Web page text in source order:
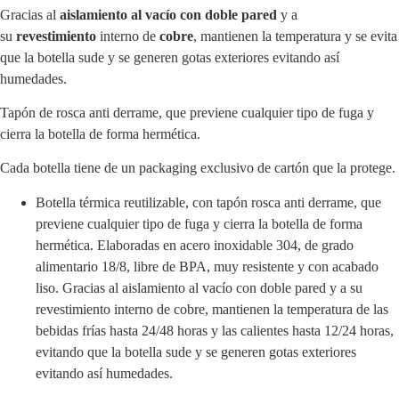
Gracias al aislamiento al vacío con doble pared y a
su revestimiento interno de cobre, mantienen la temperatura y se evita
que la botella sude y se generen gotas exteriores evitando así
humedades.
Tapón de rosca anti derrame, que previene cualquier tipo de fuga y
cierra la botella de forma hermética.
Cada botella tiene de un packaging exclusivo de cartón que la protege.
Botella térmica reutilizable, con tapón rosca anti derrame, que
previene cualquier tipo de fuga y cierra la botella de forma
hermética. Elaboradas en acero inoxidable 304, de grado
alimentario 18/8, libre de BPA, muy resistente y con acabado
liso. Gracias al aislamiento al vacío con doble pared y a su
revestimiento interno de cobre, mantienen la temperatura de las
bebidas frías hasta 24/48 horas y las calientes hasta 12/24 horas,
evitando que la botella sude y se generen gotas exteriores
evitando así humedades.